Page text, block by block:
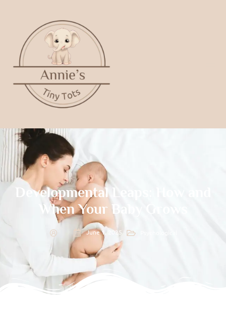
Developmental Leaps: How and
When Your Baby Grows
June 1, 2025